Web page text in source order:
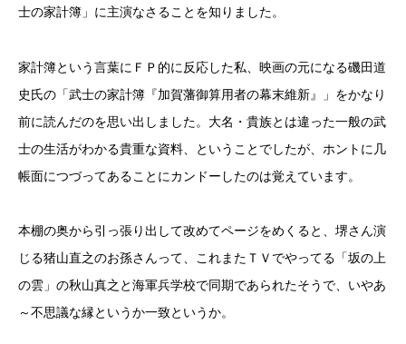
士の家計簿」に主演なさることを知りました。
家計簿という言葉にＦＰ的に反応した私、映画の元になる磯田道
史氏の「武士の家計簿『加賀藩御算用者の幕末維新』」をかなり
前に読んだのを思い出しました。大名・貴族とは違った一般の武
士の生活がわかる貴重な資料、ということでしたが、ホントに几
帳面につづってあることにカンドーしたのは覚えています。
本棚の奥から引っ張り出して改めてページをめくると、堺さん演
じる猪山直之のお孫さんって、これまたＴＶでやってる「坂の上
の雲」の秋山真之と海軍兵学校で同期であられたそうで、いやあ
～不思議な縁というか一致というか。